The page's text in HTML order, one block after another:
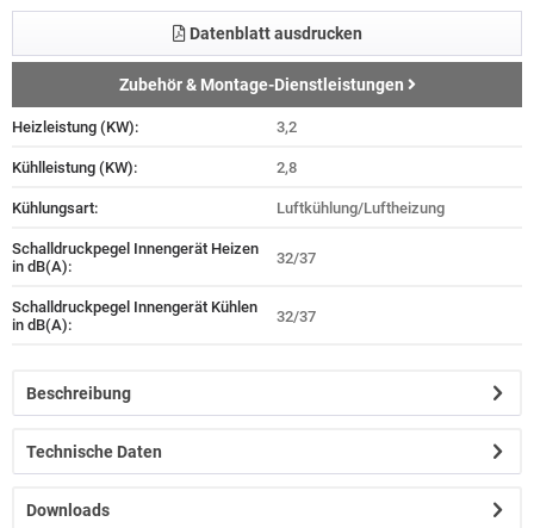
Datenblatt ausdrucken
Zubehör & Montage-Dienstleistungen
Heizleistung (KW): 3,2
Kühlleistung (KW): 2,8
Kühlungsart: Luftkühlung/Luftheizung
Schalldruckpegel Innengerät Heizen
in dB(A):
32/37
Schalldruckpegel Innengerät Kühlen
in dB(A):
32/37
Beschreibung
Technische Daten
Downloads